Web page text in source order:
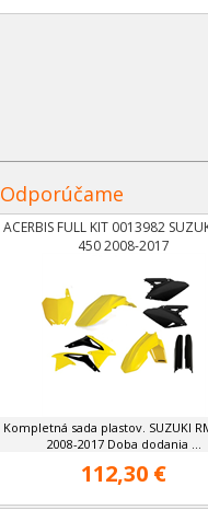
Odporúčame
ACERBIS FULL KIT 0013982
450 2008-2017
Kompletná sada plastov. SUZUKI
2008-2017 Doba dodania ...
112,30 €